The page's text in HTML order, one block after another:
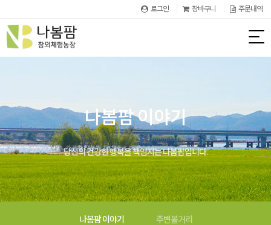
로그인 장바구니 주문내역
나봄팜 이야기
당신의 건강한 행복을 책임지는 나봄팜입니다.
나봄팜 이야기 주변볼거리